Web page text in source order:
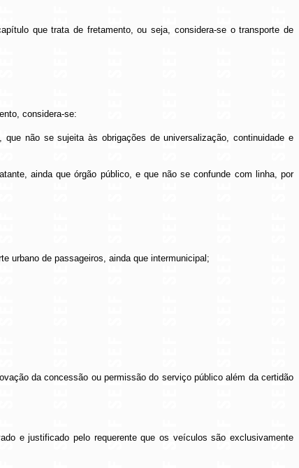
que trata de fretamento, ou seja, considera-se o transporte de
considera-se:
não se sujeita às obrigações de universalização, continuidade e
ainda que órgão público, e que não se confunde com linha, por
urbano de passageiros, ainda que intermunicipal;
da concessão ou permissão do serviço público além da certidão
e justificado pelo requerente que os veículos são exclusivamente